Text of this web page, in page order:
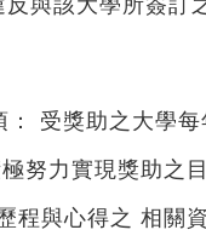
反與該大學所簽
受獎助之大學
努力實現獎助之
程與心得之 相關